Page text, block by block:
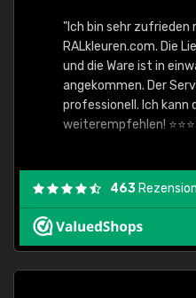
"Ich bin sehr zufrieden
RALkleuren.com. Die
und die Ware ist in
angekommen. Der
professionell. Ich kann
weiterempfehlen!
463